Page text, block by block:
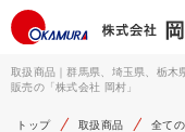
取扱商品｜群馬県、埼玉県、栃木
販売の「株式会社 岡村」
トップ 取扱商品 全て